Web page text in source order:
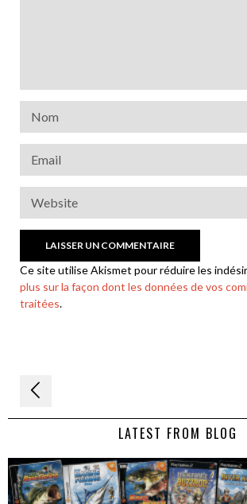
Ce site utilise Akismet pour réduire les
plus sur la façon dont les données de vos
traitées.
Navigation
de LATEST FROM BLOG